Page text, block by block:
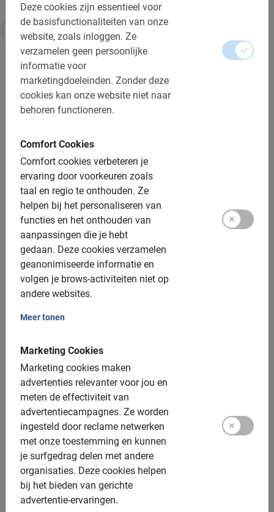
Deze cookies zijn essentieel voor
de basisfunctionaliteiten van onze
website, zoals inloggen. Ze
verzamelen geen persoonlijke
informatie voor
marketingdoeleinden. Zonder deze
cookies kan onze website niet naar
behoren functioneren.
Comfort Cookies
Comfort cookies verbeteren je
ervaring door voorkeuren zoals
taal en regio te onthouden. Ze
helpen bij het personaliseren van
functies en het onthouden van
aanpassingen die je hebt
gedaan. Deze cookies verzamelen
geanonimiseerde informatie en
volgen je brows-activiteiten niet op
andere websites.
Meer tonen
Marketing Cookies
Marketing cookies maken
advertenties relevanter voor jou en
meten de effectiviteit van
advertentiecampagnes. Ze worden
ingesteld door reclame netwerken
met onze toestemming en kunnen
je surfgedrag delen met andere
organisaties. Deze cookies helpen
bij het bieden van gerichte
advertentie-ervaringen.
Informatie
Belangrijk om te weten:
Reserveren is verplicht
De betaling is vooraf via de website
Bij regen krijg je een poncho
Afstand: ca. 15 km
Toegankelijk vanaf 7 jaar
Inclusief:
Gebruik van de fiets
Fotomomenten
Extra opties:
Kinderfietsen: vanaf 7 jaar
Kinderzitjes: niet beschikbaar
Tandems: niet beschikbaar
Elektrische fiets: niet beschikbaar
Helm: beschikbaar, maar niet verplicht